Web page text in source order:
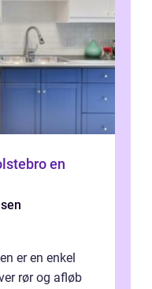
en
er en enkel
rør og afløb